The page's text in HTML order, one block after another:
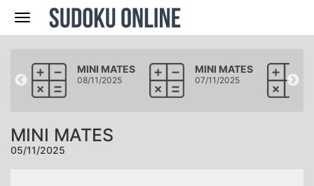
Navegación
MINI MATES
08/11/2025
MINI MATES
07/11/2025
MINI MATES
05/11/2025